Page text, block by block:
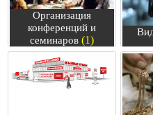
Организация
конференций и
семинаров (1)